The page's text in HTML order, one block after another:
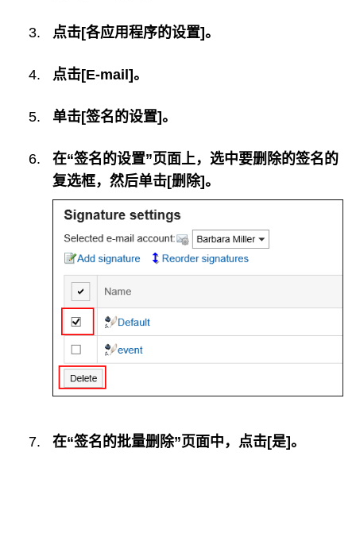
点击[各应用程序的设置]。
点击[E-mail]。
单击[签名的设置]。
在“签名的设置”页面上，选中要删除的签名的
复选框，然后单击[删除]。
在“签名的批量删除”页面中，点击[是]。